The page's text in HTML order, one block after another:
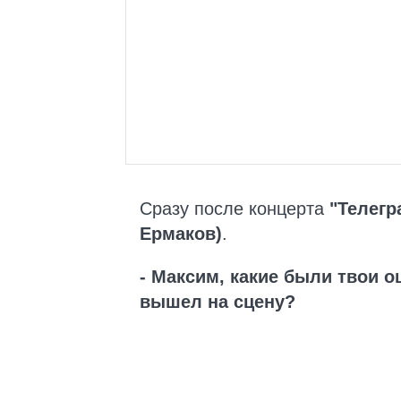
Сразу после концерта
Ермаков).
- Максим, какие были твои
вышел на сцену?